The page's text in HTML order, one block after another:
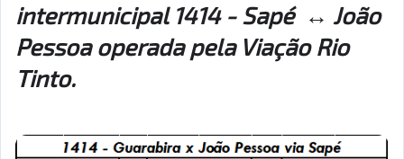
intermunicipal 1414 - Sapé ↔ João
Pessoa operada pela Viação Rio
Tinto.